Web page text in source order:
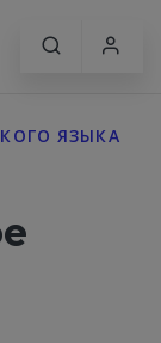
ЯЗЫКА